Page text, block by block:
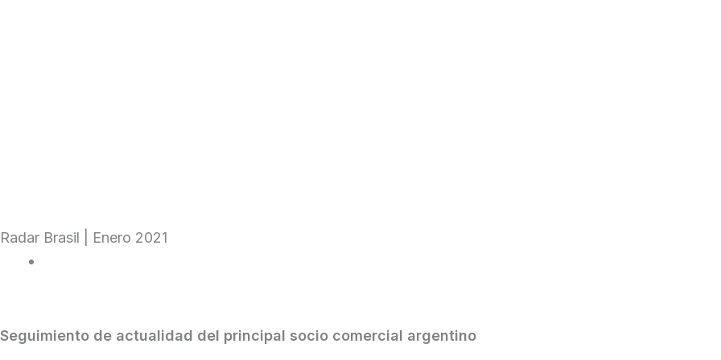
Radar Brasil | Enero 2021
Seguimiento de actualidad del principal socio comercial argentino